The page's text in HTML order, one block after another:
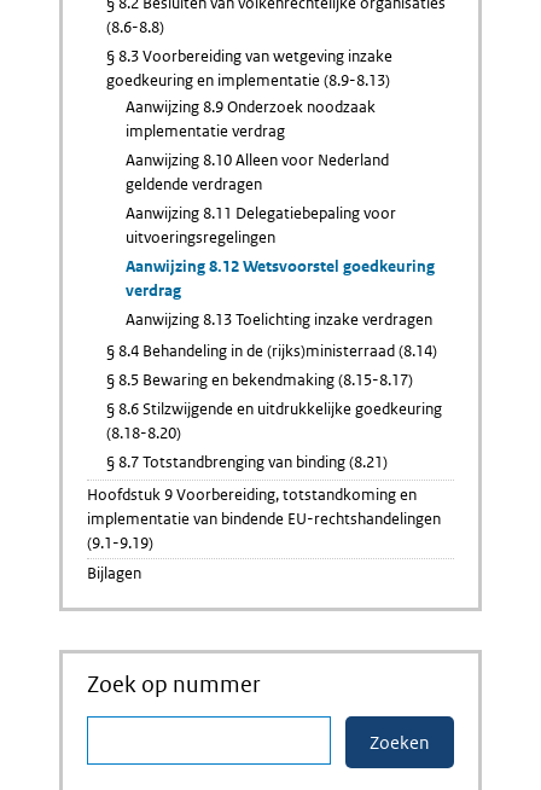
(8.6-8.8)
§ 8.3 Voorbereiding van wetgeving inzake
goedkeuring en implementatie (8.9-8.13)
Aanwijzing 8.9 Onderzoek noodzaak
implementatie verdrag
Aanwijzing 8.10 Alleen voor Nederland
geldende verdragen
Aanwijzing 8.11 Delegatiebepaling voor
uitvoeringsregelingen
Aanwijzing 8.12 Wetsvoorstel goedkeuring
verdrag
Aanwijzing 8.13 Toelichting inzake verdragen
§ 8.4 Behandeling in de (rijks)ministerraad (8.14)
§ 8.5 Bewaring en bekendmaking (8.15-8.17)
§ 8.6 Stilzwijgende en uitdrukkelijke goedkeuring
(8.18-8.20)
§ 8.7 Totstandbrenging van binding (8.21)
Hoofdstuk 9 Voorbereiding, totstandkoming en
implementatie van bindende EU-rechtshandelingen
(9.1-9.19)
Bijlagen
Zoek op nummer